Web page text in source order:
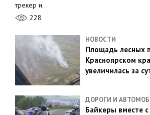
трекер и…
228
НОВОСТИ
Площадь лесных
Красноярском
увеличилась за
ДОРОГИ И
Байкеры вместе